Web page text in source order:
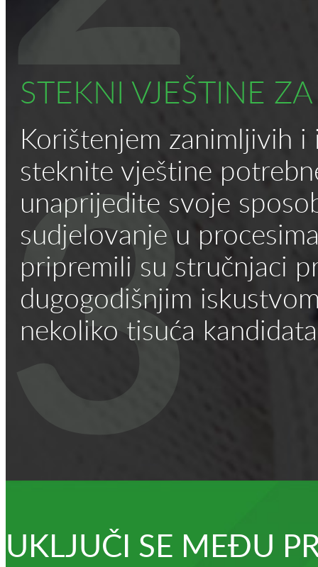
3
STEKNI VJEŠTINE
Korištenjem zanimljivih
steknite vještine
unaprijedite svoje
sudjelovanje u
pripremili su stručnjaci
dugogodišnjim
nekoliko tisuća
UKLJUČI SE MEĐU